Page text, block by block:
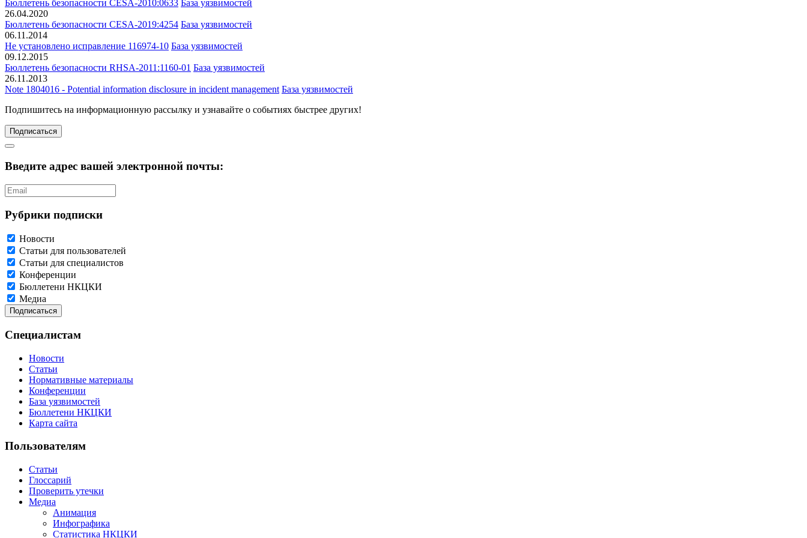
Бюллетень безопасности CESA-2010:0633 База уязвимостей
26.04.2020
Бюллетень безопасности CESA-2019:4254 База уязвимостей
06.11.2014
Не установлено исправление 116974-10 База уязвимостей
09.12.2015
Бюллетень безопасности RHSA-2011:1160-01 База уязвимостей
26.11.2013
Note 1804016 - Potential information disclosure in incident management База уязвимостей
Подпишитесь на информационную рассылку и узнавайте о событиях быстрее других!
Подписаться
Введите адрес вашей электронной почты:
Рубрики подписки
Новости
Статьи для пользователей
Статьи для специалистов
Конференции
Бюллетени НКЦКИ
Медиа
Специалистам
Новости
Статьи
Нормативные материалы
Конференции
База уязвимостей
Бюллетени НКЦКИ
Карта сайта
Пользователям
Статьи
Глоссарий
Проверить утечки
Медиа
Анимация
Инфографика
Статистика НКЦКИ